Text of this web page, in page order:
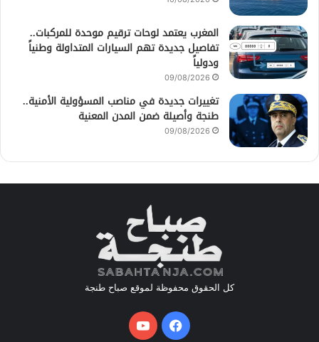
المغرب يعتمد لوحات ترقيم موحدة للمركبات..
تفاصيل جديدة تهم السيارات المتداولة وطنياً
ودولياً
09/08/2026
تغييرات جديدة في مناصب المسؤولية الأمنية..
طنجة وأصيلة ضمن المدن المعنية
09/08/2026
كل الحقوق محفوظة لموقع صباح طنجة
فيسبوكيوتيوب